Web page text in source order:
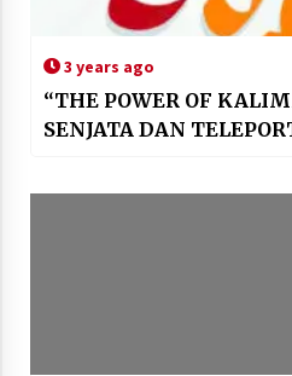
3 years ago
“THE POWER OF
SENJATA DAN